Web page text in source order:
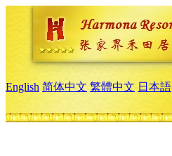
English 简体中文 繁體中文 日本語